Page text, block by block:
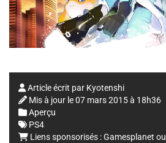
Article écrit par Kyotenshi
Mis à jour le07 mars 2015 à 18h36
Aperçu
PS4
Liens sponsorisés :Gamesplanet ou